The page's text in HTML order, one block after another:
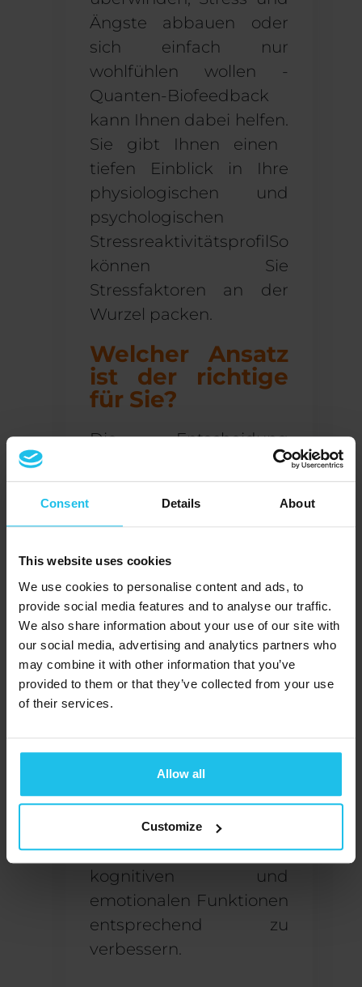
Consent Details About
This website uses cookies
We use cookies to personalise content and ads, to
provide social media features and to analyse our traffic.
We also share information about your use of our site with
our social media, advertising and analytics partners who
may combine it with other information that you’ve
provided to them or that they’ve collected from your use
of their services.
Allow all
Customize
Ängste abbauen oder
sich einfach nur
wohlfühlen wollen -
Quanten-Biofeedback
kann Ihnen dabei helfen.
Sie gibt Ihnen einen
tiefen Einblick in Ihre
physiologischen und
psychologischen
StressreaktivitätsprofilSo
können Sie
Stressfaktoren an der
Wurzel packen.
Welcher Ansatz
ist der richtige
für Sie?
Die Entscheidung
Neurofeedback und
Quanten-Biofeedback
spezifischen
Bedürfnissen und Zielen
ab. Wenn Sie mit einem
Problem zu kämpfen
habenspezifische
psychische
Erkrankung
richtige Ansatz für Sie
sein. Es kann Ihnen
helfen, die
Gehirnaktivität zu
regulieren und Ihre
kognitiven und
emotionalen Funktionen
entsprechend zu
verbessern.